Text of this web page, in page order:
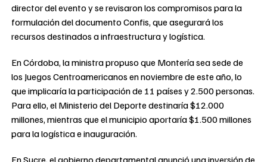
director del evento y se revisaron los compromisos para la
formulación del documento Confis, que asegurará los
recursos destinados a infraestructura y logística.
En Córdoba, la ministra propuso que Montería sea sede de
los Juegos Centroamericanos en noviembre de este año, lo
que implicaría la participación de 11 países y 2.500 personas.
Para ello, el Ministerio del Deporte destinaría $12.000
millones, mientras que el municipio aportaría $1.500 millones
para la logística e inauguración.
En Sucre, el gobierno departamental anunció una inversión de